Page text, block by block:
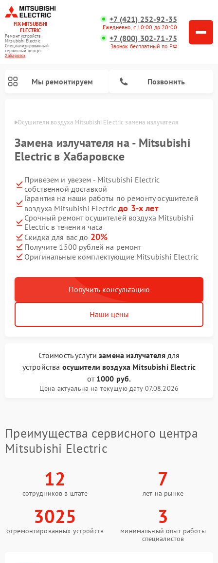
FIX-MITSUBISHI
ELECTRIC
Ремонт устройств
Mitsubishi Electric
Специализированный
cервисный центр г.
Хабаровск
+7 (421) 252-92-35
Ежедневно, с 10:00 до 20:00
+7 (800) 302-71-75
Звонок бесплатный по РФ
Мы ремонтируем Позвонить
Осушители воздуха Mitsubishi Electric замена излучателя
Замена излучателя на - Mitsubishi
Electric в Хабаровске
Привезем и увезем - Mitsubishi Electric
собственной доставкой
Гарантия на наши работы по ремонту осушителей
воздуха Mitsubishi Electricдо 3-х лет
Срочный ремонт осушителей воздуха Mitsubishi
Electric в течении часа
Скидка для вас до 20%
Получите 1500 рублей на ремонт
Оригинальные комплектующие Mitsubishi Electric
Получить консультацию
Наши цены
Стоимость услугизамена излучателядля
устройства осушители воздуха Mitsubishi Electric
от 1000 руб.
Цена актуальна на текущую дату 07.08.2026
Преимущества сервисного центра
Mitsubishi Electric
12
сотрудников в штате
7
лет на рынке
3025
отремонтированных устройств
3
минимальный опыт работы
специалистов